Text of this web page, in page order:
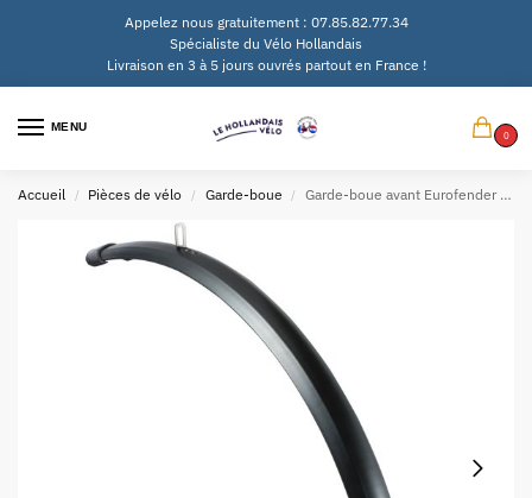
Appelez nous gratuitement : 07.85.82.77.34
Spécialiste du Vélo Hollandais
Livraison en 3 à 5 jours ouvrés partout en France !
MENU
0
Accueil / Pièces de vélo / Garde-boue / Garde-boue avant Eurofender Snello 28″ x 51 mm – noir mat